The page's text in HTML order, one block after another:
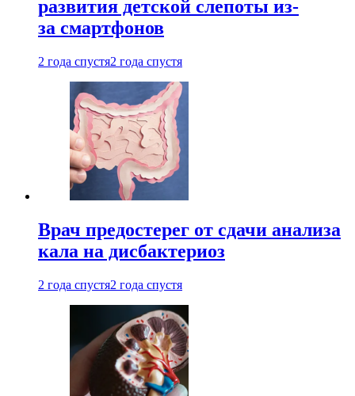
развития детской слепоты из-
за смартфонов
2 года спустя2 года спустя
Врач предостерег от сдачи анализа
кала на дисбактериоз
2 года спустя2 года спустя